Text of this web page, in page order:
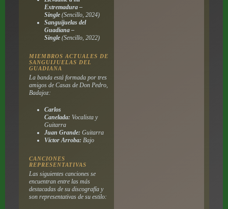
Extremadura –
Single(Sencillo, 2024)
Sanguijuelas del
Guadiana –
Single(Sencillo, 2022)
MIEMBROS ACTUALES DE
SANGUIJUELAS DEL
GUADIANA
La banda está formada por tres
amigos de Casas de Don Pedro,
Badajoz:
Carlos
Canelada: Vocalista y
Guitarra
Juan Grande: Guitarra
Víctor Arroba: Bajo
CANCIONES
REPRESENTATIVAS
Las siguientes canciones se
encuentran entre las más
destacadas de su discografía y
son representativas de su estilo: